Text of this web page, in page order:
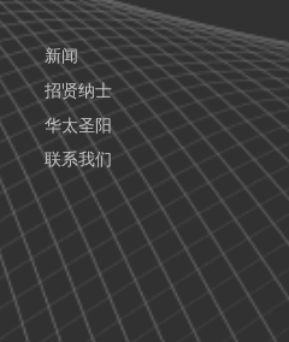
新闻
招贤纳士
华太圣阳
联系我们